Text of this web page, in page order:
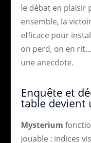
le débat en plaisir
ensemble, la
efficace pour
on perd, on en
une anecdote.
Enquête et
table devient
Mysterium
jouable : indices